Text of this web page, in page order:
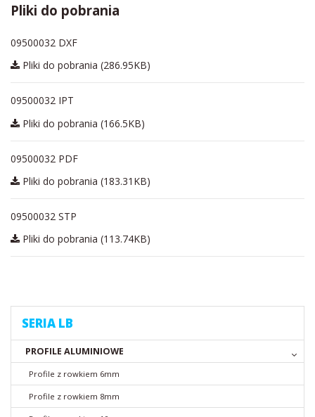
Pliki do pobrania
09500032 DXF
Pliki do pobrania (286.95KB)
09500032 IPT
Pliki do pobrania (166.5KB)
09500032 PDF
Pliki do pobrania (183.31KB)
09500032 STP
Pliki do pobrania (113.74KB)
SERIA LB
PROFILE ALUMINIOWE
Profile z rowkiem 6mm
Profile z rowkiem 8mm